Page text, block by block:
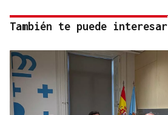
También te puede interesar